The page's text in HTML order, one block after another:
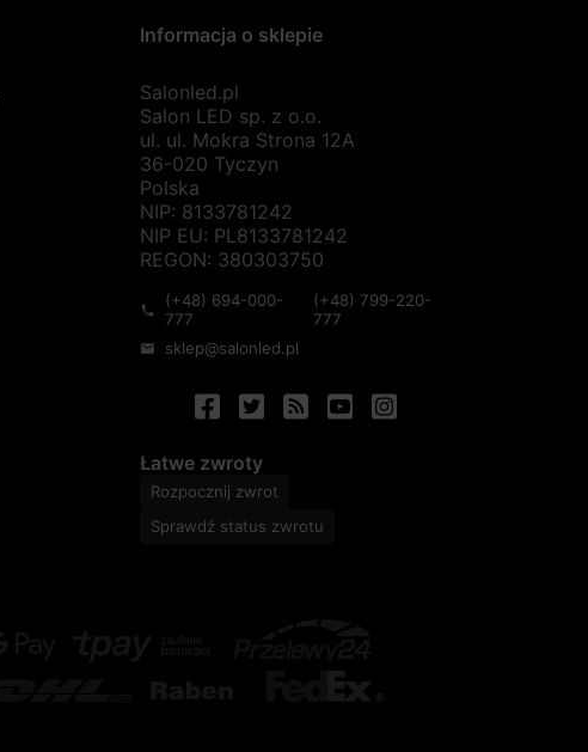
Informacja o sklepie
Salonled.pl
Salon LED sp. z o.o.
ul. ul. Mokra Strona 12A
36-020 Tyczyn
Polska
NIP: 8133781242
NIP EU: PL8133781242
REGON: 380303750
phone
(+48) 694-000-
777
(+48) 799-220-
777
mail sklep@salonled.pl
Łatwe zwroty
Rozpocznij zwrot
Sprawdź status zwrotu